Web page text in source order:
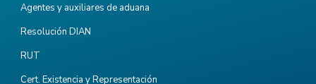
Agentes y auxiliares de aduana
Resolución DIAN
RUT
Cert. Existencia y Representación